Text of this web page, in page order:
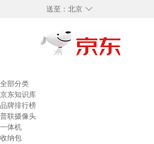
◇
送至： 北京
全部分类
京东知识库
品牌排行榜
普联摄像头
一体机
收纳包